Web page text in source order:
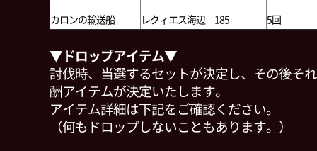
カロンの輸送船 レクィエス海辺 185 5回
▼ドロップアイテム▼
討伐時、当選するセットが決定し、その後そ
酬アイテムが決定いたします。
アイテム詳細は下記をご確認ください。
（何もドロップしないこともあります。）